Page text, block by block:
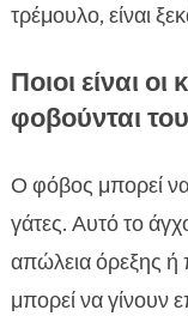
τρέμουλο, είναι
Ποιοι είναι οι
φοβούνται
Ο φόβος μπορεί
γάτες. Αυτό το
απώλεια όρεξης ή
μπορεί να γίνουν